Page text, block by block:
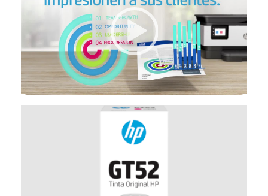
0:30
00:00|00:00